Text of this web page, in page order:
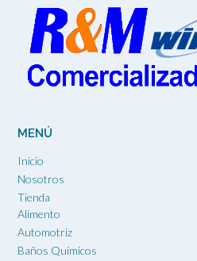
MENÚ
Inicio
Nosotros
Tienda
Alimento
Automotriz
Baños Químicos